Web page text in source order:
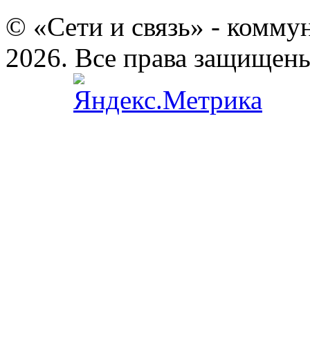
© «Сети и связь» -
2026. Все права